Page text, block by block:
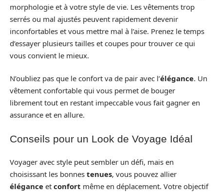
morphologie et à votre style de vie. Les vêtements trop
serrés ou mal ajustés peuvent rapidement devenir
inconfortables et vous mettre mal à l’aise. Prenez le temps
d’essayer plusieurs tailles et coupes pour trouver ce qui
vous convient le mieux.
N’oubliez pas que le confort va de pair avec l’élégance. Un
vêtement confortable qui vous permet de bouger
librement tout en restant impeccable vous fait gagner en
assurance et en allure.
Conseils pour un Look de Voyage Idéal
Voyager avec style peut sembler un défi, mais en
choisissant les bonnes tenues, vous pouvez allier
élégance et confort même en déplacement. Votre objectif